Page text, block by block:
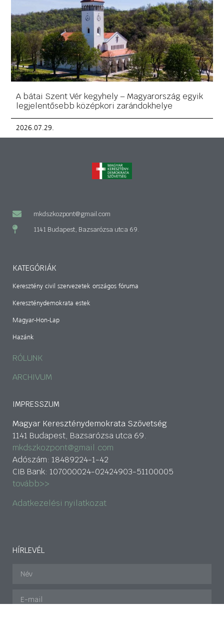
A bátai Szent Vér kegyhely – Magyarország egyik
legjelentősebb középkori zarándokhelye
2026.07.29.
mkdszkozpont@gmail.com
1141 Budapest, Bazsarózsa utca 69.
KATEGÓRIÁK
Keresztény civil szervezetek országos fóruma
Kereszténydemokrata estek
Magyar-Hon-Lap
Hazánk
RÓLUNK
ARCHIVUM
IMPRESSZUM
Magyar Kereszténydemokrata Szövetség
1141 Budapest, Bazsarózsa utca 69.
mkdszkozpont@gmail.com
Adószám: 18489224-1-42
CIB Bank: 107000024-02424903-51100005
tovább>>
Adatkezelési nyilatkozat
HÍRLEVÉL